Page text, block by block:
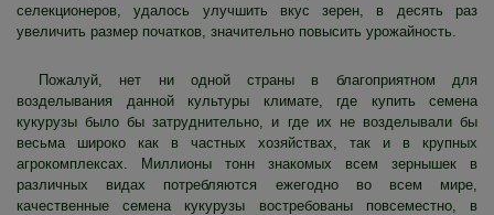
селекционеров, удалось улучшить вкус зерен, в десять раз
увеличить размер початков, значительно повысить урожайность.
Пожалуй, нет ни одной страны в благоприятном для
возделывания данной культуры климате, где купить семена
кукурузы было бы затруднительно, и где их не возделывали бы
весьма широко как в частных хозяйствах, так и в крупных
агрокомплексах. Миллионы тонн знакомых всем зернышек в
различных видах потребляются ежегодно во всем мире,
качественные семена кукурузы востребованы повсеместно, в